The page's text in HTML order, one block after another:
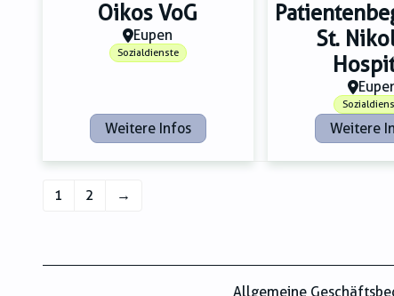
Oikos VoG
Eupen
Sozialdienste
Weitere Infos
St.
Weitere
1 2 →
Allgemeine